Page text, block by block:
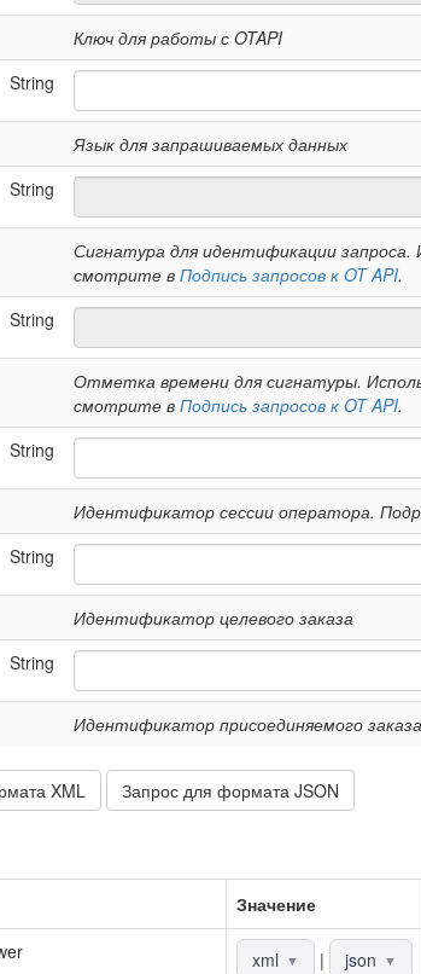
Ключ для работы с OTAPI
String
Язык для запрашиваемых данных
String
Сигнатура для идентификации
смотрите в Подпись запросов к OT API.
String
Отметка времени для сигнатуры.
смотрите в Подпись запросов к OT API.
String
Идентификатор сессии оператора.
String
Идентификатор целевого заказа
String
Идентификатор присоединяемого заказа
XML Запрос для формата JSON
Значение
xml ▼ | json ▼